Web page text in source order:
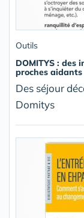
Outils
DOMITYS : des
proches aidants
Des séjour
Domitys